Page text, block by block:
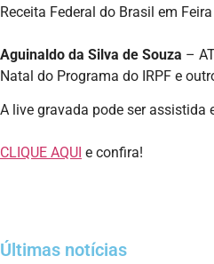
Receita Federal do Brasil em
Aguinaldo da Silva de Souza –
Natal do Programa do IRPF e
A live gravada pode ser assistida
CLIQUE AQUI e confira!
Últimas notícias